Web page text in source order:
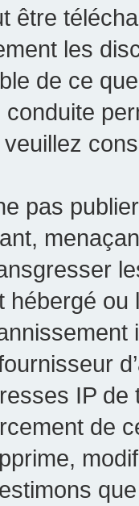
être
les
de ce
pas
hébergé
IP
de